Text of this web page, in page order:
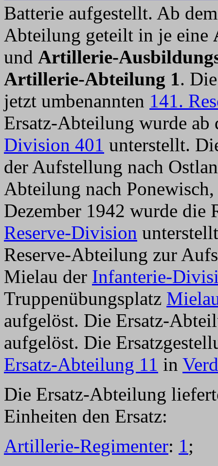
Batterie aufgestellt. Ab
Abteilung geteilt in je eine
und Artillerie-
Artillerie-Abteilung 1.
jetzt umbenannten 141.
Ersatz-Abteilung wurde ab
Division 401 unterstellt.
der Aufstellung nach
Abteilung nach
Dezember 1942 wurde die
Reserve-Division
Reserve-Abteilung zur
Mielau der Infanterie-
Truppenübungsplatz
aufgelöst. Die Ersatz-
aufgelöst. Die
Ersatz-Abteilung 11 in
Die Ersatz-Abteilung
Einheiten den Ersatz:
Artillerie-Regimenter: 1;